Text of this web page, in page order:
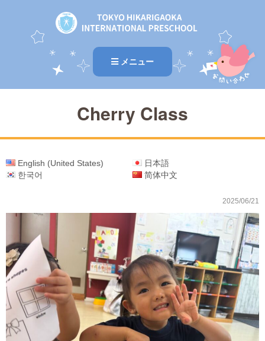
メニュー
Cherry Class
English (United States)
日本語
한국어
简体中文
2025/06/21